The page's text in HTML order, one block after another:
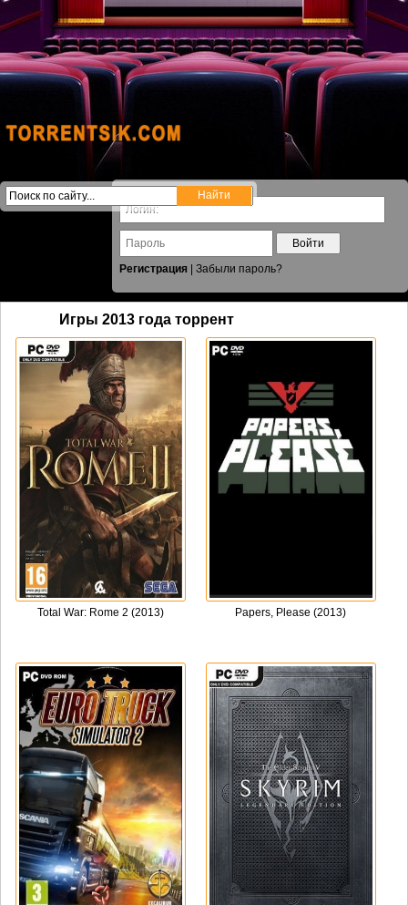
Войти
Регистрация
Забыли пароль?
Игры 2013 года торрент
Total War: Rome 2 (2013) Papers, Please (2013)